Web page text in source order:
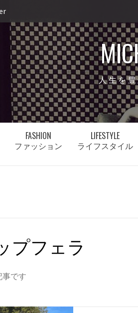
人生を
FASHION
ファッション
LIFESTYLE
ライフスタイル
プフェラ
です